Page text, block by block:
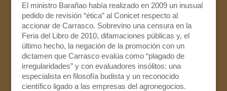
El ministro Barañao había realizado en 2009 un inusual
pedido de revisión “ética” al Conicet respecto al
accionar de Carrasco. Sobrevino una censura en la
Feria del Libro de 2010, difamaciones públicas y, el
último hecho, la negación de la promoción con un
dictamen que Carrasco evalúa como “plagado de
irregularidades” y con evaluadores insólitos: una
especialista en filosofía budista y un reconocido
científico ligado a las empresas del agronegocios.